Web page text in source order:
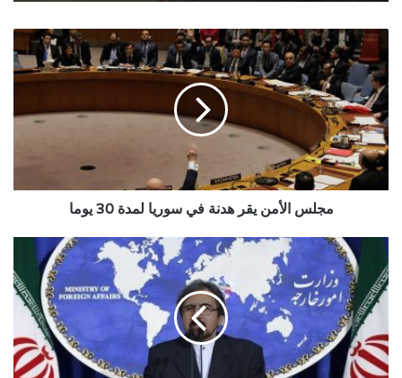
مجلس
الأمن
يقر
هدنة
في
سوريا
لمدة
30
يوما
مجلس الأمن يقر هدنة في سوريا لمدة 30 يوما
الخارجية
الإيرانية:
السعودية
ستغادر
اليمن
بهزيمة
مدوية